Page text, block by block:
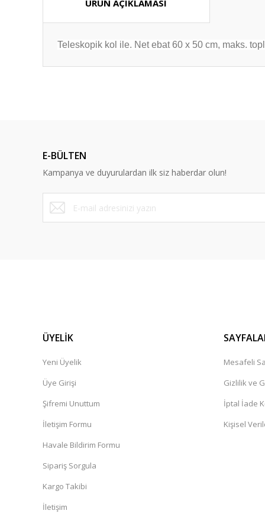
ÜRÜN AÇIKLAMASI
Teleskopik kol ile. Net ebat 60 x 50 cm, maks.
Ürün bilgilerinde hatalar bulunuyor.
Ürün fiyatı diğer sitelerden daha pahalı.
Bu ürüne benzer farklı alternatifler olmalı.
E-BÜLTEN
Kampanya ve duyurulardan ilk siz haberdar olun!
ÜYELİK
Yeni Üyelik
Üye Girişi
Şifremi Unuttum
İletişim Formu
Havale Bildirim Formu
Sipariş Sorgula
Kargo Takibi
İletişim
Mesafeli
Gizlilik ve
İptal İade
Kişisel